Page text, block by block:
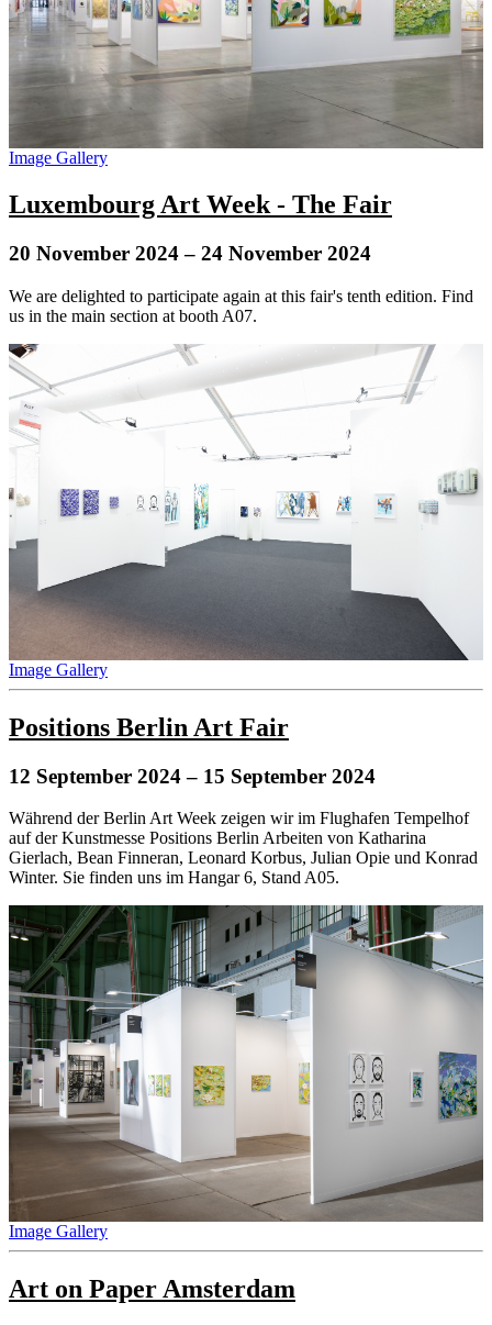
Image Gallery
Luxembourg Art Week - The Fair
20 November 2024– 24 November 2024
We are delighted to participate again at this fair's tenth edition. Find
us in the main section at booth A07.
Image Gallery
Positions Berlin Art Fair
12 September 2024– 15 September 2024
Während der Berlin Art Week zeigen wir im Flughafen Tempelhof
auf der Kunstmesse Positions Berlin Arbeiten von Katharina
Gierlach, Bean Finneran, Leonard Korbus, Julian Opie und Konrad
Winter. Sie finden uns im Hangar 6, Stand A05.
Image Gallery
Art on Paper Amsterdam